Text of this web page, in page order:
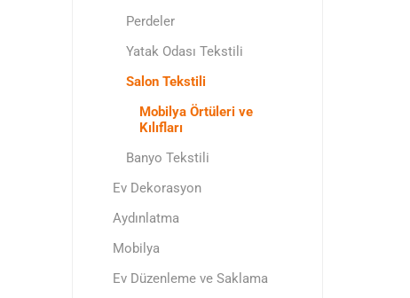
Perdeler
Yatak Odası Tekstili
Salon Tekstili
Mobilya Örtüleri ve
Kılıfları
Banyo Tekstili
Ev Dekorasyon
Aydınlatma
Mobilya
Ev Düzenleme ve Saklama